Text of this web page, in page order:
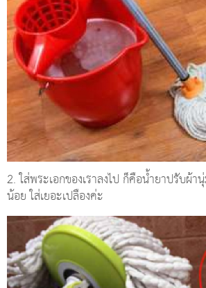
2. ใส่พระเอกของเราลงไป ก็คือน้ำยาปรับผ้า
น้อย ใส่เยอะเปลืองค่ะ